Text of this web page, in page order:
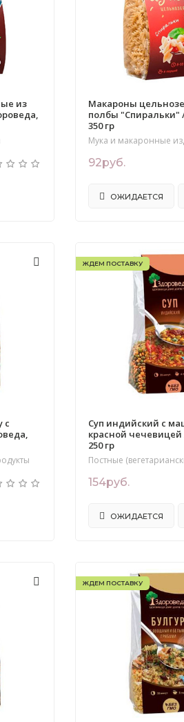
из
Макароны
полбы "Спиральки"
350 гр
Мука и макаронные
92руб.
ОЖИДАЕТСЯ
с
ЖДЕМ ПОСТАВКУ
Суп индийский с
красной
250 гр
Постные
154руб.
ОЖИДАЕТСЯ
ЖДЕМ ПОСТАВКУ